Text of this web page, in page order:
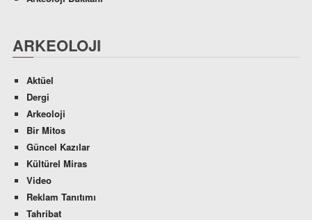
ARKEOLOJI
Aktüel
Dergi
Arkeoloji
Bir Mitos
Güncel Kazılar
Kültürel Miras
Video
Reklam Tanıtımı
Tahribat